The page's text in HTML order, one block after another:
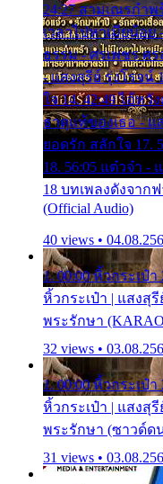
24:27 สามเณรกำพ
เวลาไปหาเมียน้อย
ธรรม - ศรเพชร ศ
- แสงสุรีย์ รุ่งโรจน์
ใจ 14. 42:49 ไอ้ห
ธาตุแท้ของเธอ - แ
ยอดรัก สลักใจ 17.
18. 56:05 แต๋วจ๋า -
18 บทเพลงดังจาก
(Official Audio)
40 views •
1. 00:00 หิ้วกระเป๋า
หิ้วกระเป๋า | แสงสุ
พระรักษา
32 views •
1. 00:00 หิ้วกระเป๋า
หิ้วกระเป๋า | แสงสุ
พระรักษา (ซาวด์ด
31 views •